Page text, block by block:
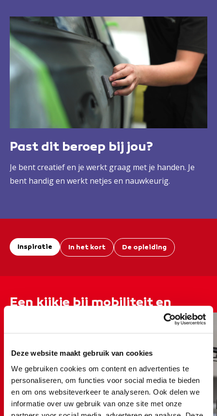
Deze website maakt gebruik van cookies
We gebruiken cookies om content en advertenties te
personaliseren, om functies voor social media te bieden
en om ons websiteverkeer te analyseren. Ook delen we
informatie over uw gebruik van onze site met onze
schuurmachines en verfspuiten. Zo zorg je voor een
strak resultaat.
Past dit beroep bij jou?
Je bent creatief en je werkt graag met je handen. Je
bent handig en werkt netjes en nauwkeurig.
Inspiratie In het kort De opleiding
Een kijkje bij mobiliteit en